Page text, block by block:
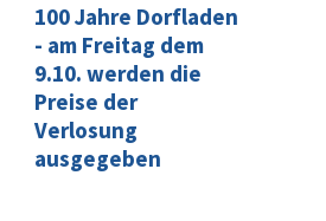
100 Jahre Dorfladen
- am Freitag dem
9.10. werden die
Preise der
Verlosung
ausgegeben